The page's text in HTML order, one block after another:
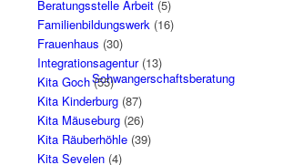
Schwangerschaftsberatung
Beratungsstelle Arbeit(5)
Familienbildungswerk(16)
Frauenhaus (30)
Integrationsagentur(13)
Kita Goch(55)
Kita Kinderburg(87)
Kita Mäuseburg(26)
Kita Räuberhöhle(39)
Kita Sevelen(4)